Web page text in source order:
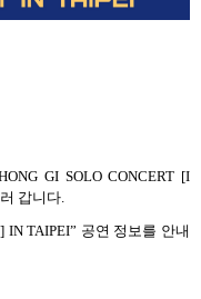
GI SOLO CONCERT [I
갑니다.
IN TAIPEI” 공연 정보를 안내